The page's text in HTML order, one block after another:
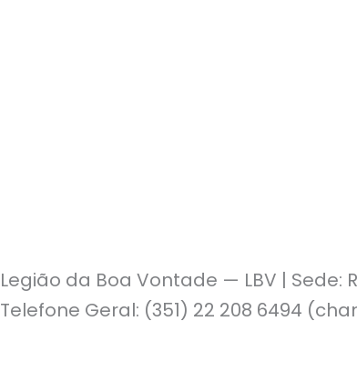
Legião da Boa Vontade — LBV | Sede:
Telefone Geral: (351) 22 208 6494